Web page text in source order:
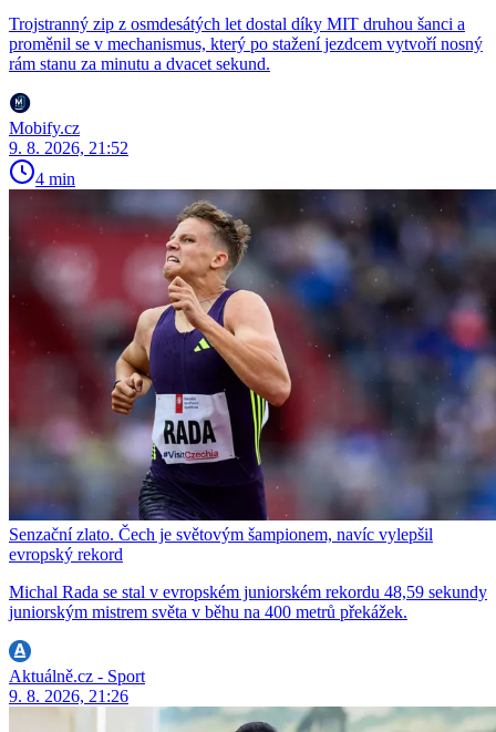
Trojstranný zip z osmdesátých let dostal díky MIT druhou šanci a
proměnil se v mechanismus, který po stažení jezdcem vytvoří nosný
rám stanu za minutu a dvacet sekund.
Mobify.cz
9. 8. 2026, 21:52
4 min
Senzační zlato. Čech je světovým šampionem, navíc vylepšil
evropský rekord
Michal Rada se stal v evropském juniorském rekordu 48,59 sekundy
juniorským mistrem světa v běhu na 400 metrů překážek.
Aktuálně.cz - Sport
9. 8. 2026, 21:26